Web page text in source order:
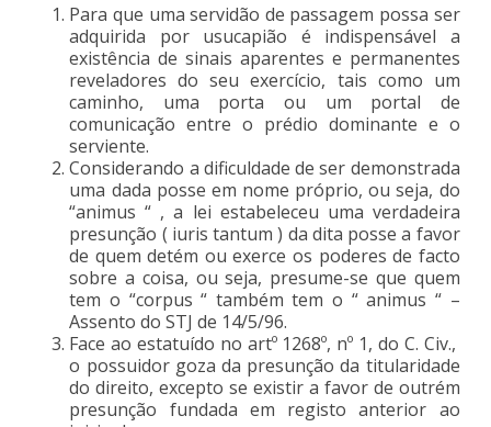
Para que uma servidão de passagem possa ser
adquirida por usucapião é indispensável a
existência de sinais aparentes e permanentes
reveladores do seu exercício, tais como um
caminho, uma porta ou um portal de
comunicação entre o prédio dominante e o
serviente.
Considerando a dificuldade de ser demonstrada
uma dada posse em nome próprio, ou seja, do
“animus “ , a lei estabeleceu uma verdadeira
presunção ( iuris tantum ) da dita posse a favor
de quem detém ou exerce os poderes de facto
sobre a coisa, ou seja, presume-se que quem
tem o “corpus “ também tem o “ animus “ –
Assento do STJ de 14/5/96.
Face ao estatuído no artº 1268º, nº 1, do C. Civ.,
o possuidor goza da presunção da titularidade
do direito, excepto se existir a favor de outrém
presunção fundada em registo anterior ao